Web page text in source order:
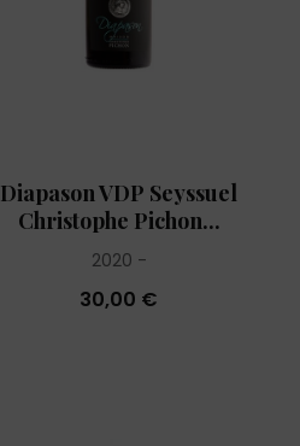
Diapason VDP Seyssuel
Christophe Pichon...
2020
30,00 €